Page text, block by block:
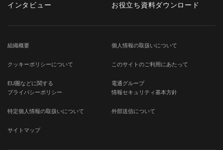
インタビュー お役立ち資料ダウンロード
組織概要 個人情報の取扱いについて
クッキーポリシーについて このサイトのご利用にあたって
EU圏などに関する
プライバシーポリシー
電通グループ
情報セキュリティ基本方針
特定個人情報の取扱いについて 外部送信について
サイトマップ